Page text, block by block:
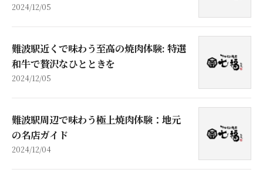
2024/12/05
難波駅近くで味わう至高の焼肉体験: 特選
和牛で贅沢なひとときを
2024/12/05
難波駅周辺で味わう極上焼肉体験：地元
の名店ガイド
2024/12/04